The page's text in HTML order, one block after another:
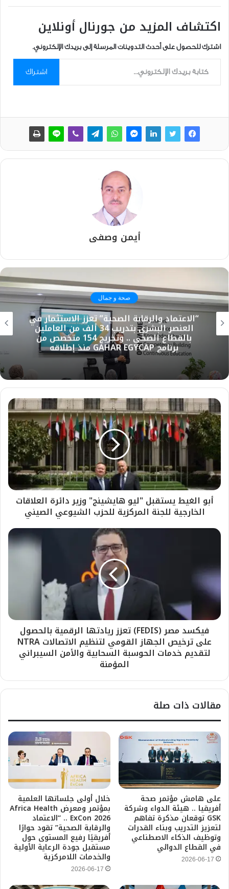
اكتشاف المزيد من جورنال أونلاين
اشترك للحصول على أحدث التدوينات المرسلة إلى بريدك الإلكتروني.
كتابة بريدك الإلكتروني...
اشتراك
أيمن وصفى
صحة و جمال
“الاعتماد والرقابة الصحية” تعزز الاستثمار في
العنصر البشري بتدريب 34 ألف من العاملين
بالقطاع الصحي .. وتخريج 154 متخصص من
برنامج GAHAR EGYCAP منذ إطلاقه
أبو الغيط يستقبل "ليو هايشينج" وزير دائرة العلاقات
الخارجية للجنة المركزية للحزب الشيوعي الصيني
فيكسد مصر (FEDIS) تعزز ريادتها الرقمية بالحصول
على ترخيص الجهاز القومي لتنظيم الاتصالات NTRA
لتقديم خدمات الحوسبة السحابية والأمن السيبراني
المؤمنة
مقالات ذات صلة
على هامش مؤتمر صحة
أفريقيا .. هيئة الدواء وشركة
GSK توقعان مذكرة تفاهم
لتعزيز التدريب وبناء القدرات
وتوظيف الذكاء الاصطناعي
في القطاع الدوائي
2026-06-17
خلال أولى جلساتها العلمية
بمؤتمر ومعرض Africa Health
ExCon 2026 .. “الاعتماد
والرقابة الصحية” تقود حوارًا
أفريقيًا رفيع المستوى حول
مستقبل جودة الرعاية الأولية
والخدمات اللامركزية
2026-06-17